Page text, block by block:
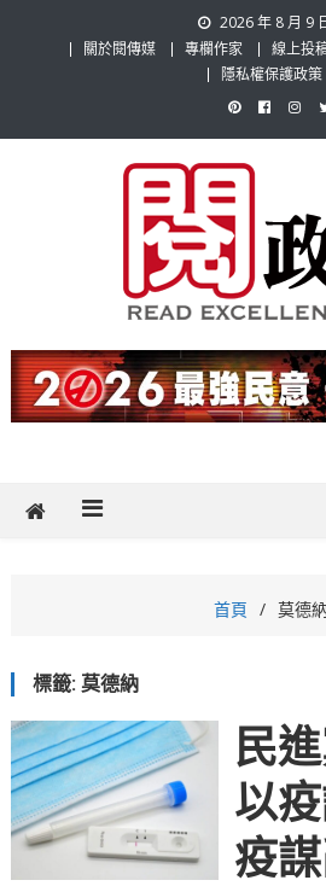
2026 年 8 月 9
關於閱傳媒
專欄作家 線上投
隱私權保護政策
閱政治 Read Gov
題，也要專業評論，閱政治與多元的政治
讓讀者有最多元和專
首頁 莫德納
標籤: 莫德納
民
以
疫謀